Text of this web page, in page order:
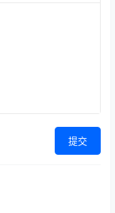
提交